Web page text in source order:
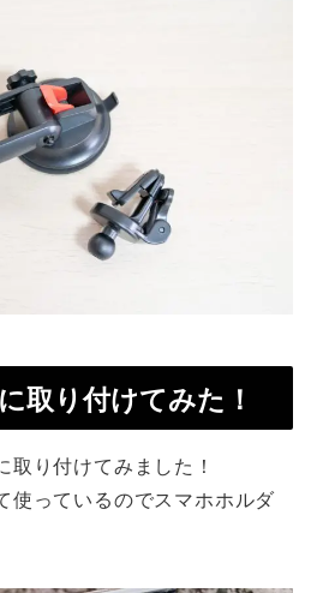
取り付けてみた！
り付けてみました！
使っているのでスマホホルダ